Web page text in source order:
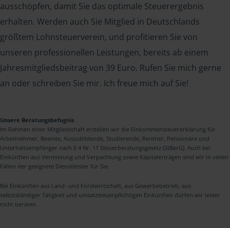
ausschöpfen, damit Sie das optimale Steuerergebnis
erhalten. Werden auch Sie Mitglied in Deutschlands
größtem Lohnsteuerverein, und profitieren Sie von
unseren professionellen Leistungen, bereits ab einem
Jahresmitgliedsbeitrag von 39 Euro. Rufen Sie mich gerne
an oder schreiben Sie mir. Ich freue mich auf Sie!
Unsere Beratungsbefugnis
Im Rahmen einer Mitgliedschaft erstellen wir die Einkommensteuererklärung für
Arbeitnehmer, Beamte, Auszubildende, Studierende, Rentner, Pensionäre und
Unterhaltsempfänger nach § 4 Nr. 11 Steuerberatungsgesetz (StBerG). Auch bei
Einkünften aus Vermietung und Verpachtung sowie Kapitalerträgen sind wir in vielen
Fällen der geeignete Dienstleister für Sie.
Bei Einkünften aus Land- und Forstwirtschaft, aus Gewerbebetrieb, aus
selbstständiger Tätigkeit und umsatzsteuerpflichtigen Einkünften dürfen wir leider
nicht beraten.